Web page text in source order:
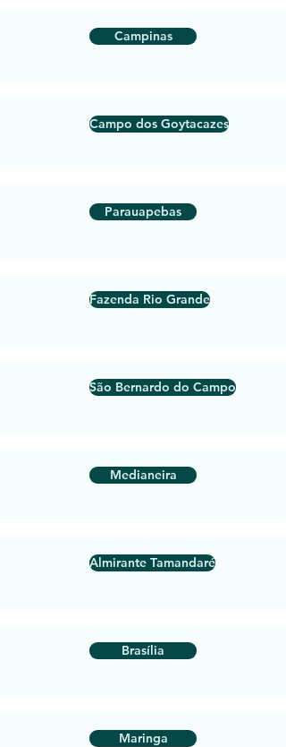
Campinas
Campo dos Goytacazes
Parauapebas
Fazenda Rio Grande
São Bernardo do Campo
Medianeira
Almirante Tamandaré
Brasília
Maringa